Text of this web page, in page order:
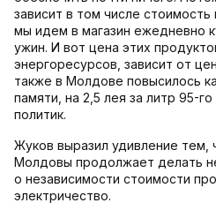
зависит в том числе
мы идем в магазин ежедневно
ужин. И вот цена этих
энергоресурсов, зависит от
также в Молдове повысилось
памяти, на 2,5 лея за литр 95-
политик.
Жуков выразил удивление тем,
Молдовы продолжает делать
о независимости стоимости
электричество.